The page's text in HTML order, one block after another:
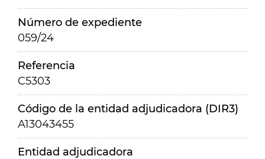
Número de expediente
059/24
Referencia
C5303
Código de la entidad adjudicadora (DIR3)
A13043455
Entidad adjudicadora